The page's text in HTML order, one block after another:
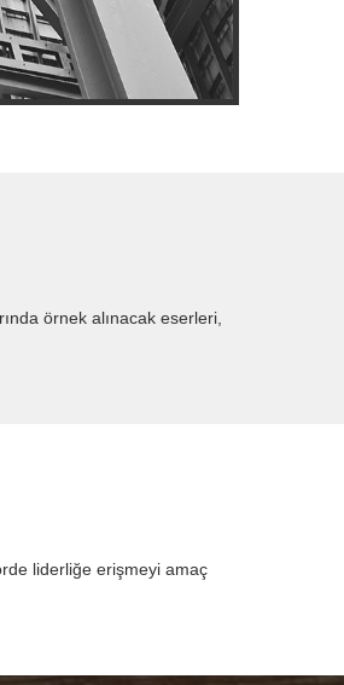
örnek alınacak eserleri,
liderliğe erişmeyi amaç